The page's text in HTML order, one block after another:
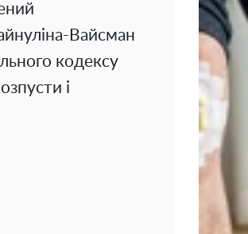
Вайсман
кодексу
і